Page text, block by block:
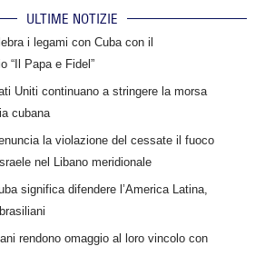
ULTIME NOTIZIE
i legami con Cuba con il
“Il Papa e Fidel”
Uniti continuano a stringere la morsa
cubana
la violazione del cessate il fuoco
nel Libano meridionale
significa difendere l’America Latina,
rendono omaggio al loro vincolo con